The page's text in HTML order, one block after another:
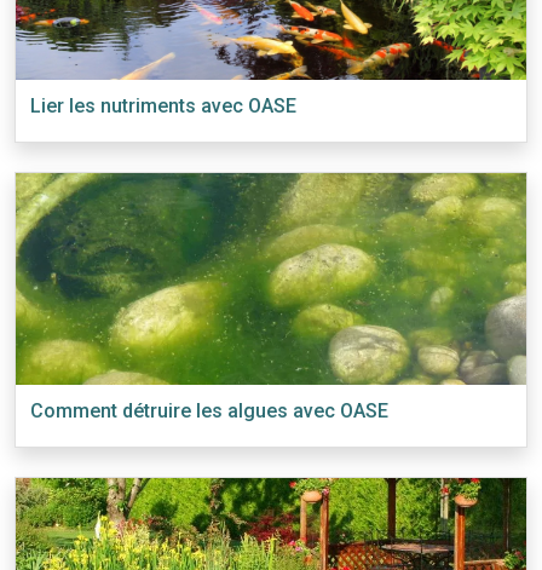
Lier les nutriments avec OASE
Comment détruire les algues avec OASE